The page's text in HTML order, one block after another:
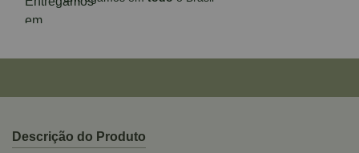
Descrição do Produto